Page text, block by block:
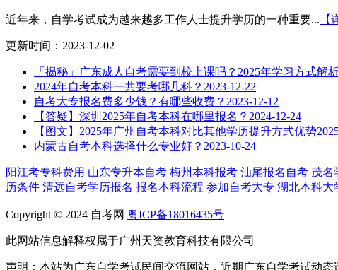
近年来，自学考试成为越来越多工作人士提升学历的一种重要... 【
更新时间：2023-12-02
「揭秘」广东成人自考需要到校上课吗？2025年学习方式解
2024年自考本科一共要考哪几科？ 2023-12-22
自考大专报名费多少钱？有哪些收费？ 2023-12-12
【答疑】深圳2025年自考本科在哪里报名？ 2024-12-24
【图文】2025年广州自考本科对比其他学历提升方式优势
内蒙古自考本科选择什么专业好？ 2023-10-24
阳江考专科费用 山东专升本自考 梅州本科报考 汕尾报名自考 茂名
历条件 清远自考学历报名 报名本科流程 参加自考大专 湖北本科大
Copyright © 2024 自考网 粤ICP备18016435号
此网站信息解释权属于广州天资教育科技有限公司
声明：本站为广东自学考试民间交流网站，近期广东自学考试动